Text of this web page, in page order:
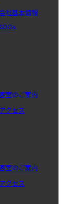
社基本情報
室のご案内
アクセス
室のご案内
アクセス